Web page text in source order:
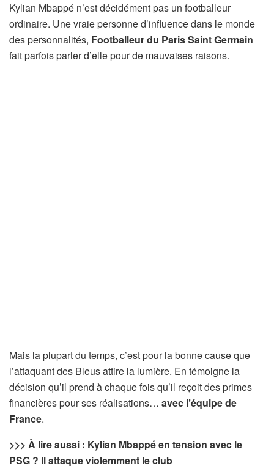
Kylian Mbappé n’est décidément pas un footballeur
ordinaire. Une vraie personne d’influence dans le monde
des personnalités, Footballeur du Paris Saint Germain
fait parfois parler d’elle pour de mauvaises raisons.
Mais la plupart du temps, c’est pour la bonne cause que
l’attaquant des Bleus attire la lumière. En témoigne la
décision qu’il prend à chaque fois qu’il reçoit des primes
financières pour ses réalisations… avec l’équipe de
France.
>>> À lire aussi : Kylian Mbappé en tension avec le
PSG ? Il attaque violemment le club